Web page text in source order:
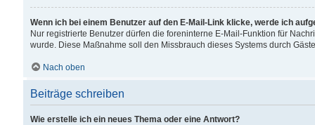
Wenn ich bei einem Benutzer auf den E-Mail-Link klicke, werde ich
Nur registrierte Benutzer dürfen die foreninterne E-Mail-Funktion für
wurde. Diese Maßnahme soll den Missbrauch dieses Systems durch
Nach oben
Beiträge schreiben
Wie erstelle ich ein neues Thema oder eine Antwort?